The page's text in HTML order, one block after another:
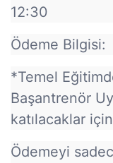
12:30
Ödeme Bilgisi:
*Temel
Başantrenör
katılacaklar
Ödemeyi